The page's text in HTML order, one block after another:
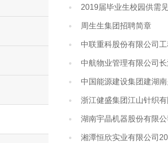
2019届毕业生校园供需
周生生集团招聘简章
中联重科股份有限公司
中航物业管理有限公司
中国能源建设集团建湖
浙江健盛集团江山针织
湖南宇晶机器股份有限
湘潭恒欣实业有限公司